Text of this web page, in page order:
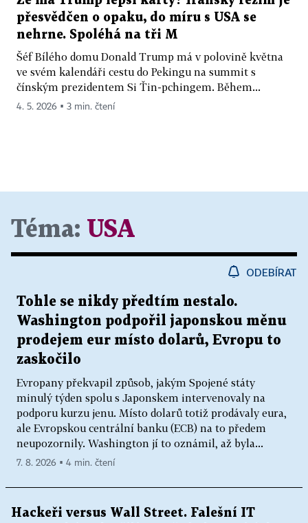
přesvědčen o opaku, do míru s USA se
nehrne. Spoléhá na tři M
Šéf Bílého domu Donald Trump má v polovině května
ve svém kalendáři cestu do Pekingu na summit s
čínským prezidentem Si Ťin-pchingem. Během...
4. 5. 2026 ▪ 3 min. čtení
Téma: USA
ODEBÍRAT
Tohle se nikdy předtím nestalo.
Washington podpořil japonskou měnu
prodejem eur místo dolarů, Evropu to
zaskočilo
Evropany překvapil způsob, jakým Spojené státy
minulý týden spolu s Japonskem intervenovaly na
podporu kurzu jenu. Místo dolarů totiž prodávaly eura,
ale Evropskou centrální banku (ECB) na to předem
neupozornily. Washington jí to oznámil, až byla...
7. 8. 2026 ▪ 4 min. čtení
Hackeři versus Wall Street. Falešní IT